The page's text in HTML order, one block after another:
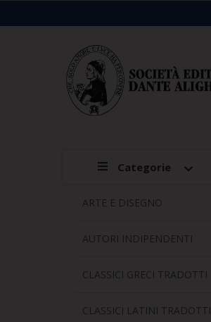
Categorie
ARTE E DISEGNO
AUTORI INDIPENDENTI
CLASSICI GRECI TRADOTTI
CLASSICI LATINI TRADOTTI